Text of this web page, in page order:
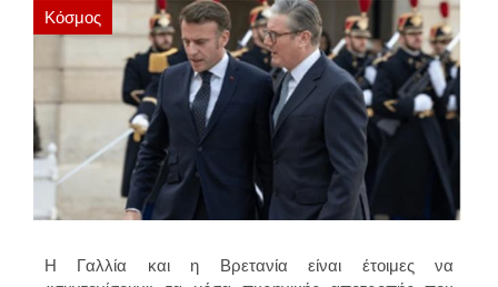
Κόσμος
Η Γαλλία και η Βρετανία είναι έτοιμες να